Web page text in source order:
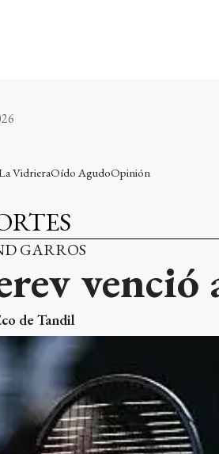
VidrieraOído AgudoOpinión
GARROS
de Tandil